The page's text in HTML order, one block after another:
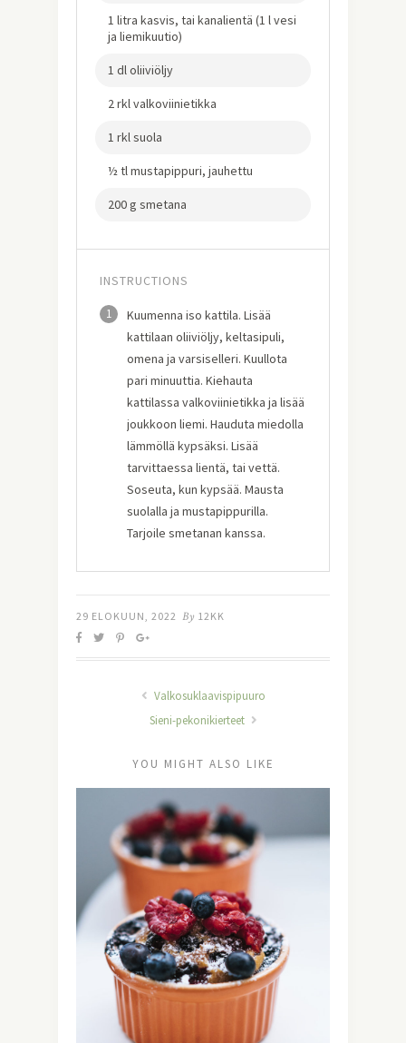
1 litra kasvis, tai kanalientä (1 l vesi
ja liemikuutio)
1 dl oliiviöljy
2 rkl valkoviinietikka
1 rkl suola
½ tl mustapippuri, jauhettu
200 g smetana
INSTRUCTIONS
1
Kuumenna iso kattila. Lisää
kattilaan oliiviöljy, keltasipuli,
omena ja varsiselleri. Kuullota
pari minuuttia. Kiehauta
kattilassa valkoviinietikka ja lisää
joukkoon liemi. Hauduta miedolla
lämmöllä kypsäksi. Lisää
tarvittaessa lientä, tai vettä.
Soseuta, kun kypsää. Mausta
suolalla ja mustapippurilla.
Tarjoile smetanan kanssa.
29 ELOKUUN, 2022 By 12KK
Valkosuklaavispipuuro
Sieni-pekonikierteet
YOU MIGHT ALSO LIKE